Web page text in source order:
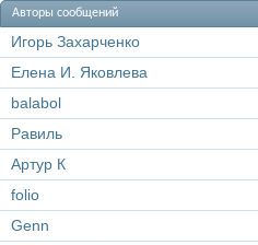
Авторы сообщений
Игорь Захарченко
Елена И. Яковлева
balabol
Равиль
Артур К
folio
Genn